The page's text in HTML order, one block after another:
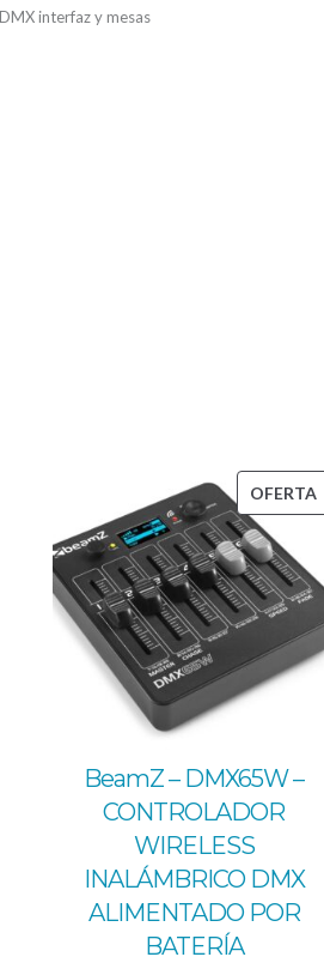
interfaz y mesas
OFERTA
BeamZ – DMX65W –
CONTROLADOR
WIRELESS
INALÁMBRICO DMX
ALIMENTADO POR
BATERÍA